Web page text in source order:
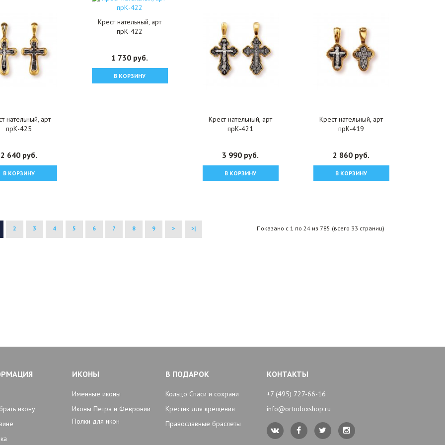
нательный, арт
прК-425
2 640 руб.
В КОРЗИНУ
Крест нательный, арт
прК-422
1 730 руб.
В КОРЗИНУ
Крест нательный, арт
прК-421
3 990 руб.
В КОРЗИНУ
Крест нательный, арт
прК-419
2 860 руб.
В КОРЗИНУ
2 3 4 5 6 7 8 9 > >| Показано с 1 по 24 из 785 (всего 33 страниц)
икону
ИКОНЫ
Именные иконы
Иконы Петра и Февронии
Полки для икон
В ПОДАРОК
Кольцо Спаси и сохрани
Крестик для крещения
Православные браслеты
КОНТАКТЫ
+7 (495) 727-66-16
info@ortodoxshop.ru